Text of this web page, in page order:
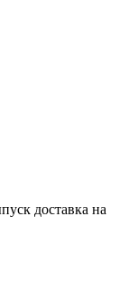
доставка на